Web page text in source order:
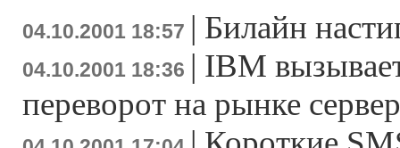
04.10.2001 18:57 | Билайн
04.10.2001 18:36 | IBM
переворот на рынке